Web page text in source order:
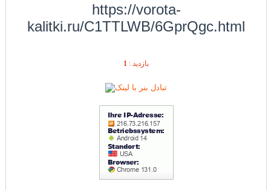
https://vorota-
kalitki.ru/C1TTLWB/6GprQgc.html
بازديد : 1